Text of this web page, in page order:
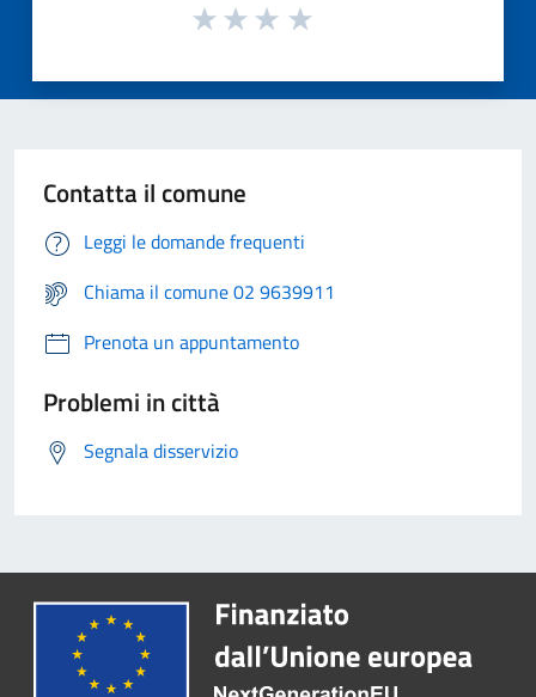
Contatta il comune
Leggi le domande frequenti
Chiama il comune 02 9639911
Prenota un appuntamento
Problemi in città
Segnala disservizio